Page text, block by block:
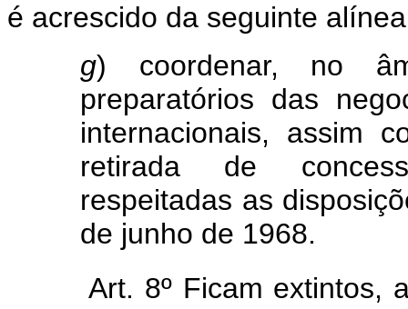
é acrescido da seguinte
g) coordenar, no
preparatórios das
internacionais, assim
retirada de
respeitadas as
de junho de 1968.
Art. 8º Ficam extintos,